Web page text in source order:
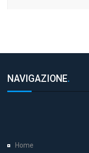
NAVIGAZIONE.
Home